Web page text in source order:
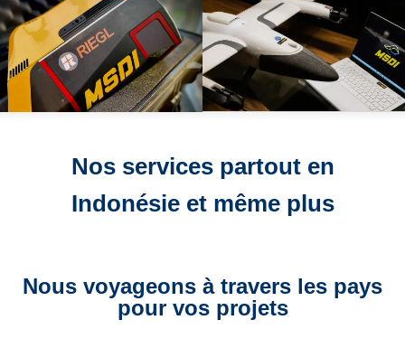
CAPTEUR
DRONE
Nos services partout en
Indonésie et même plus
Nous voyageons à travers les pays
pour vos projets